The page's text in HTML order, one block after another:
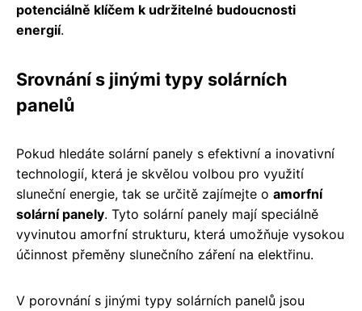
potenciálně klíčem k udržitelné budoucnosti
energií.
Srovnání s jinými typy solárních
panelů
Pokud hledáte solární panely s efektivní a inovativní
technologií, která je skvělou volbou pro využití
sluneční energie, tak se určitě zajímejte o amorfní
solární panely. Tyto solární panely mají speciálně
vyvinutou amorfní strukturu, která umožňuje vysokou
účinnost přeměny slunečního záření na elektřinu.
V porovnání s jinými typy solárních panelů jsou